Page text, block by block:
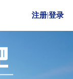
注册 |登录